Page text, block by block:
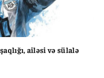
ailəsi və sülalə